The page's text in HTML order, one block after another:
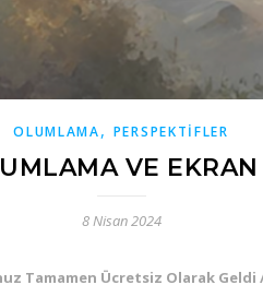
OLUMLAMA, PERSPEKTIFLER
VE
8 Nisan 2024
Tamamen Ücretsiz Olarak Geldi